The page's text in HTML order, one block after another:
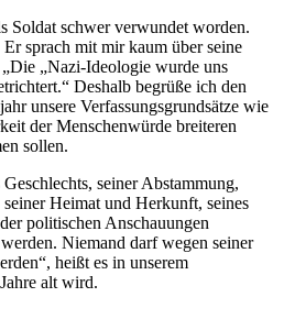
Soldat schwer verwundet worden.
sprach mit mir kaum über seine
„Nazi-Ideologie wurde uns
Deshalb begrüße ich den
unsere Verfassungsgrundsätze wie
der Menschenwürde breiteren
sollen.
seiner Abstammung,
seiner Heimat und Herkunft, seines
politischen Anschauungen
Niemand darf wegen seiner
heißt es in unserem
alt wird.